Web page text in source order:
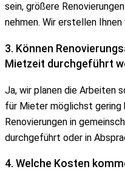
sein, größere
nehmen. Wir erstellen
3. Können
Mietzeit durchgeführt
Ja, wir planen die Arbeiten
für Mieter möglichst gering
Renovierungen in
durchgeführt oder in
4. Welche Kosten